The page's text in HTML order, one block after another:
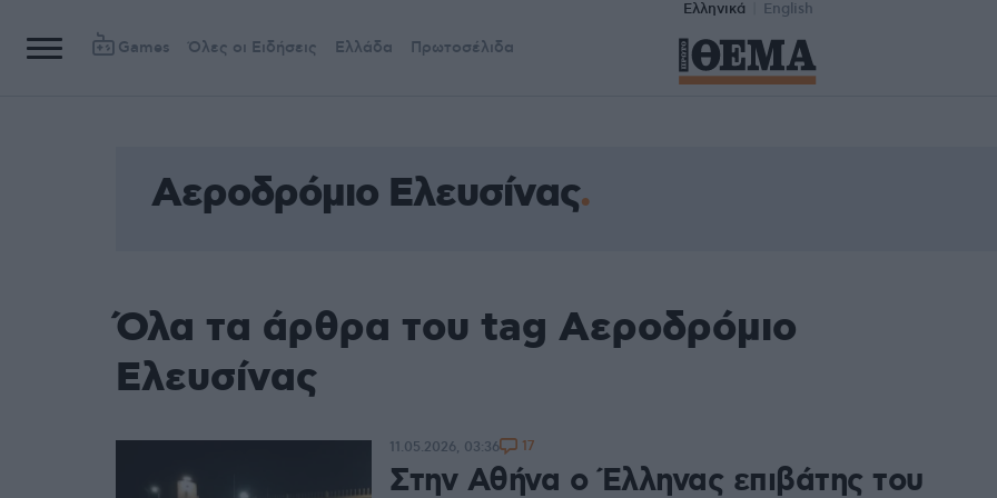
Ελληνικά English
Games Όλες οι Ειδήσεις Ελλάδα Πρωτοσέλιδα
Αεροδρόμιο Ελευσίνας
Όλα τα άρθρα του tag Αεροδρόμιο
Ελευσίνας
Στην Αθήνα ο Έλληνας επιβάτης του
11.05.2026, 03:36 17